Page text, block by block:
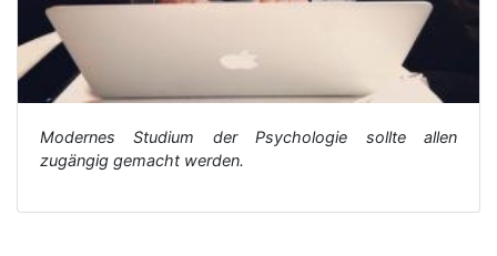
Modernes Studium der Psychologie sollte allen
zugängig gemacht werden.